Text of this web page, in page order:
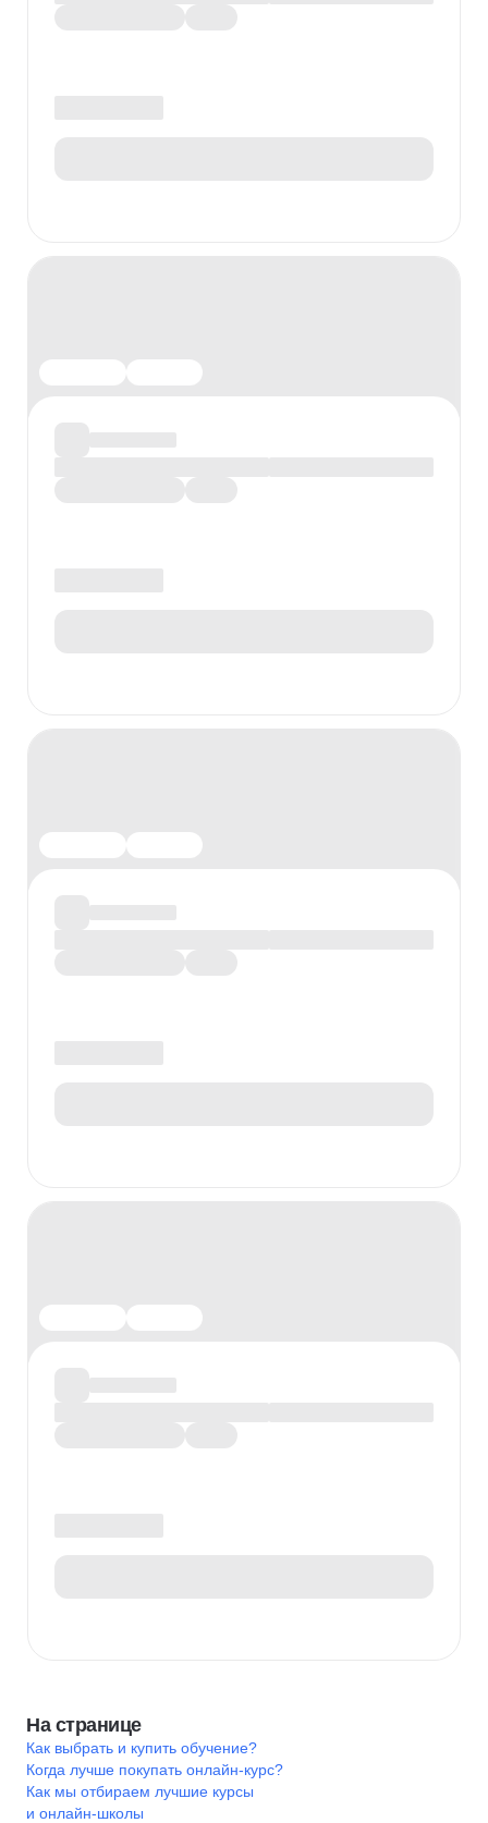
На странице
Как выбрать и купить обучение?
Когда лучше покупать онлайн-курс?
Как мы отбираем лучшие курсы
и онлайн-школы